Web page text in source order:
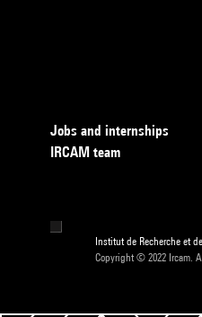
Jobs and internships
IRCAM team
Institut de Recherche et
Copyright © 2022 Ircam.